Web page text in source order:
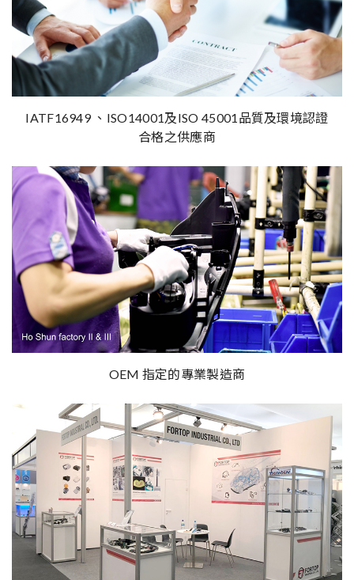
IATF16949 、ISO14001及ISO 45001品質及環境認證
合格之供應商
OEM 指定的專業製造商